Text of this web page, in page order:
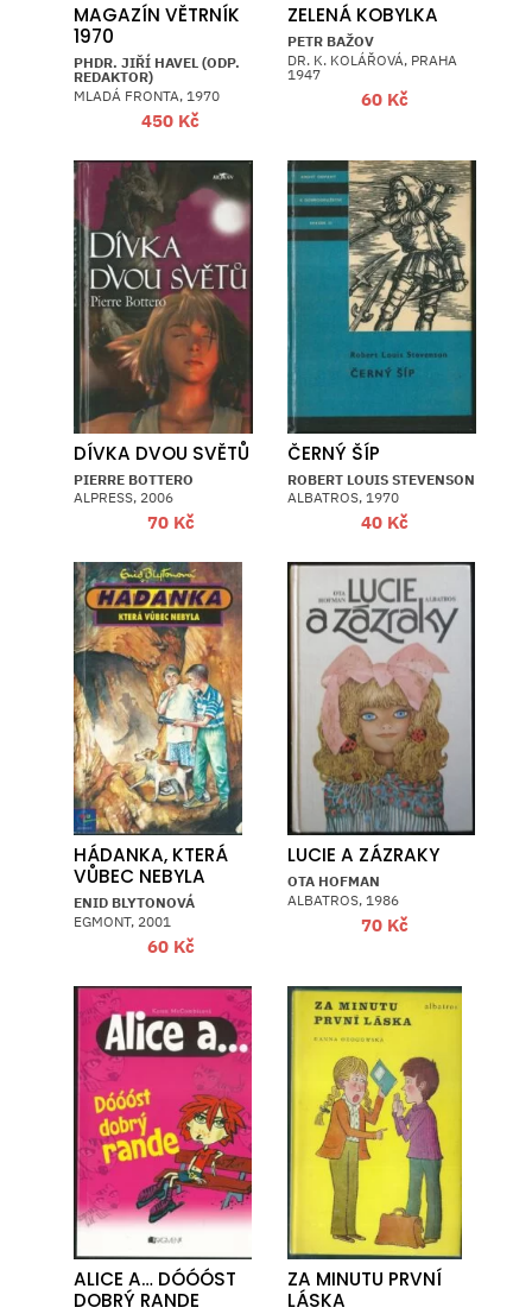
MAGAZÍN VĚTRNÍK
1970
PHDR. JIŘÍ HAVEL (ODP.
REDAKTOR)
MLADÁ FRONTA, 1970
450 Kč
ZELENÁ KOBYLKA
PETR BAŽOV
DR. K. KOLÁŘOVÁ, PRAHA
1947
60 Kč
DÍVKA DVOU SVĚTŮ
PIERRE BOTTERO
ALPRESS, 2006
70 Kč
ČERNÝ ŠÍP
ROBERT LOUIS STEVENSON
ALBATROS, 1970
40 Kč
HÁDANKA, KTERÁ
VŮBEC NEBYLA
ENID BLYTONOVÁ
EGMONT, 2001
60 Kč
LUCIE A ZÁZRAKY
OTA HOFMAN
ALBATROS, 1986
70 Kč
ALICE A… DÓÓÓST
DOBRÝ RANDE
ZA MINUTU PRVNÍ
LÁSKA